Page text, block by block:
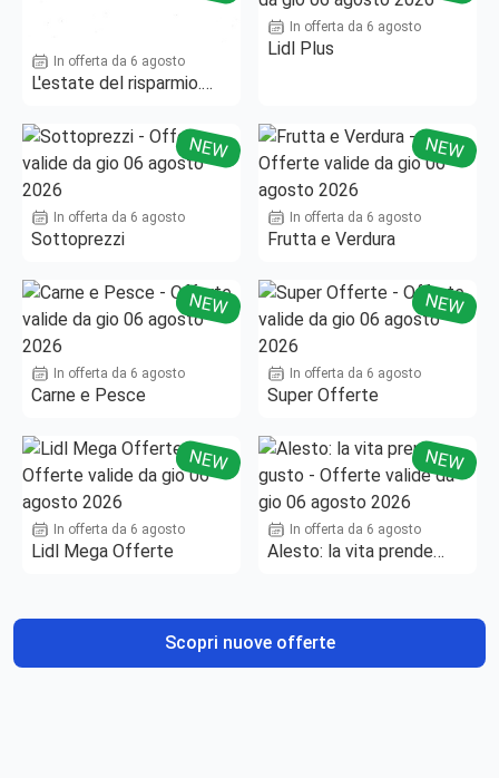
In offerta da 6 agosto
L'estate del risparmio.
In offerta da 6 agosto
Lidl Plus
NEW
In offerta da 6 agosto
Sottoprezzi
NEW
In offerta da 6 agosto
Frutta e Verdura
NEW
In offerta da 6 agosto
Carne e Pesce
NEW
In offerta da 6 agosto
Super Offerte
NEW
In offerta da 6 agosto
Lidl Mega Offerte
NEW
In offerta da 6 agosto
Alesto: la vita prende
Scopri nuove offerte